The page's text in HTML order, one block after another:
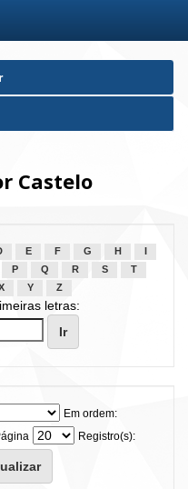
Castelo
E F G H
P Q R S
T
Y Z
letras:
Em ordem:
Registro(s):